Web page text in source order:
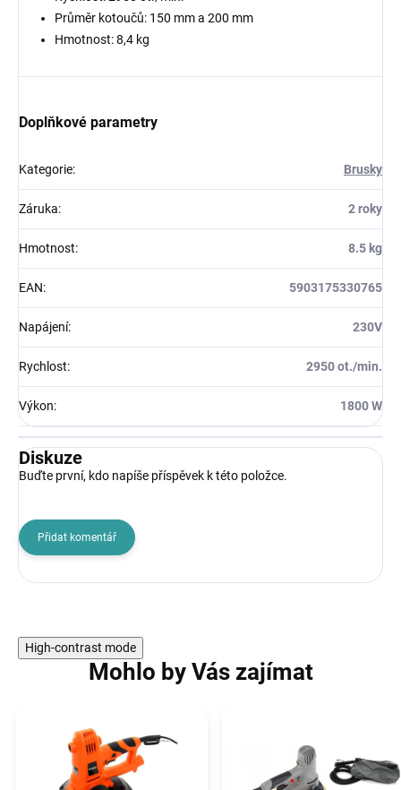
Průměr kotoučů: 150 mm a 200 mm
Hmotnost: 8,4 kg
Doplňkové parametry
Kategorie: Brusky
Záruka: 2 roky
Hmotnost: 8.5 kg
EAN: 5903175330765
Napájení: 230V
Rychlost: 2950 ot./min.
Výkon: 1800 W
Diskuze
Buďte první, kdo napíše příspěvek k této položce.
Přidat komentář
High-contrast mode
Mohlo by Vás zajímat